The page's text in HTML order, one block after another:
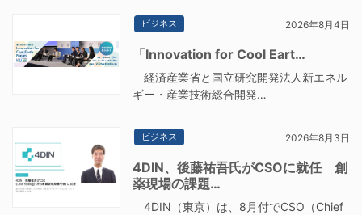
ビジネス 2026年8月4日
「Innovation for Cool Eart…
経済産業省と国立研究開発法人新エネル
ギー・産業技術総合開発…
ビジネス 2026年8月3日
4DIN、後藤祐吾氏がCSOに就任 創
薬現場の課題…
4DIN（東京）は、8月付でCSO（Chief